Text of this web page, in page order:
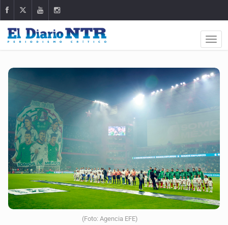
(Foto: Agencia EFE)